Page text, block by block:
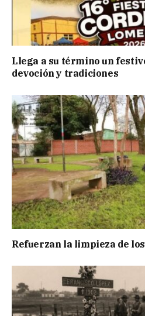
Llega a su término un
devoción y tradiciones
Refuerzan la limpieza de